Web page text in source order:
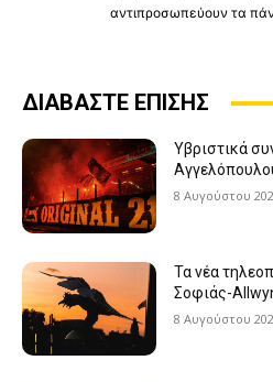
αντιπροσωπεύουν τα
ΔΙΑΒΑΣΤΕ ΕΠΙΣΗΣ
Υβριστικά
8 Αυγούστου
Τα νέα
Σοφιάς-
8 Αυγούστου